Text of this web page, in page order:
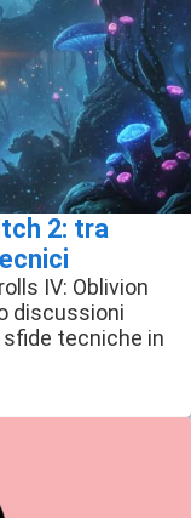
2: tra
IV: Oblivion
discussioni
tecniche in